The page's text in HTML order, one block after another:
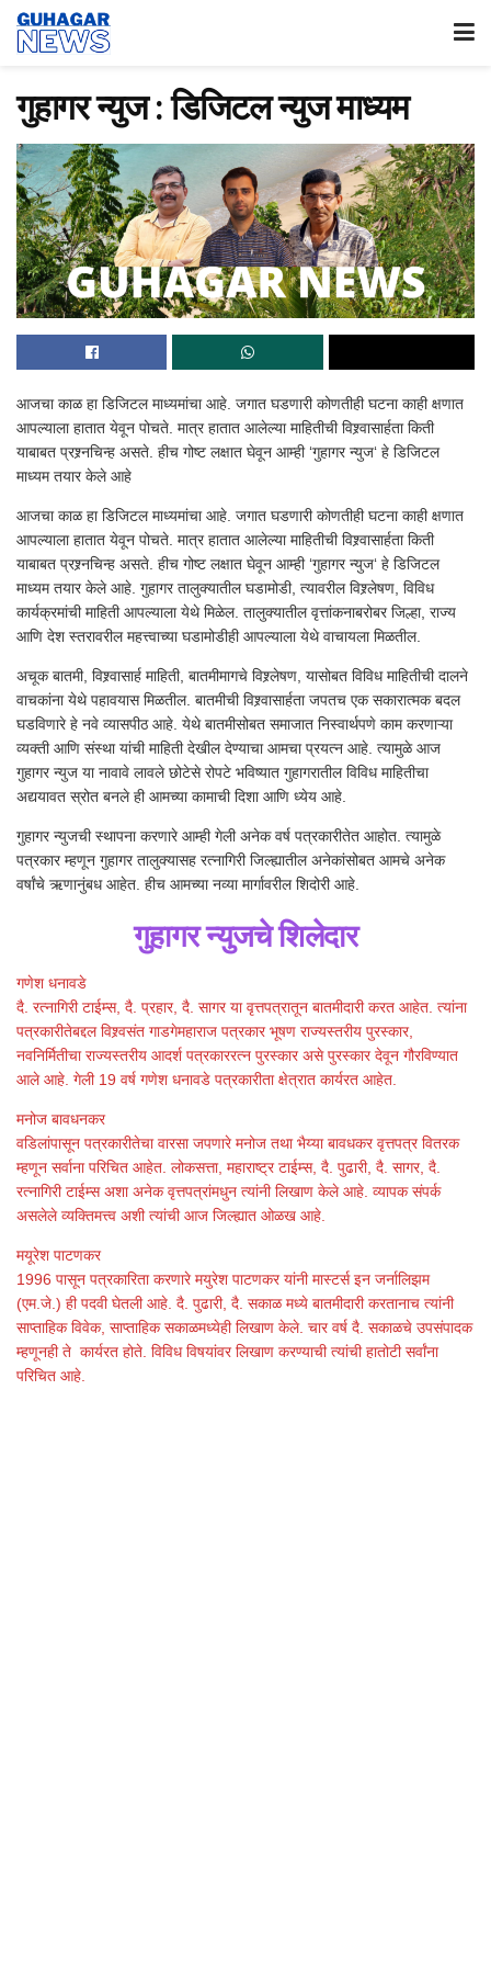
गुहागर न्युज : डिजिटल न्युज माध्यम
आजचा काळ हा डिजिटल माध्यमांचा आहे. जगात घडणारी कोणतीही घटना काही क्षणात
आपल्याला हातात येवून पोचते. मात्र हातात आलेल्या माहितीची विश्र्वासार्हता किती
याबाबत प्रश्र्नचिन्ह असते. हीच गोष्ट लक्षात घेवून आम्ही ‘गुहागर न्युज‘ हे डिजिटल
माध्यम तयार केले आहे
आजचा काळ हा डिजिटल माध्यमांचा आहे. जगात घडणारी कोणतीही घटना काही क्षणात
आपल्याला हातात येवून पोचते. मात्र हातात आलेल्या माहितीची विश्र्वासार्हता किती
याबाबत प्रश्र्नचिन्ह असते. हीच गोष्ट लक्षात घेवून आम्ही ‘गुहागर न्युज‘ हे डिजिटल
माध्यम तयार केले आहे. गुहागर तालुक्यातील घडामोडी, त्यावरील विश्र्लेषण, विविध
कार्यक्रमांची माहिती आपल्याला येथे मिळेल. तालुक्यातील वृत्तांकनाबरोबर जिल्हा, राज्य
आणि देश स्तरावरील महत्त्वाच्या घडामोडीही आपल्याला येथे वाचायला मिळतील.
अचूक बातमी, विश्र्वासार्ह माहिती, बातमीमागचे विश्र्लेषण, यासोबत विविध माहितीची दालने
वाचकांना येथे पहावयास मिळतील. बातमीची विश्र्वासार्हता जपतच एक सकारात्मक बदल
घडविणारे हे नवे व्यासपीठ आहे. येथे बातमीसोबत समाजात निस्वार्थपणे काम करणाऱ्या
व्यक्ती आणि संस्था यांची माहिती देखील देण्याचा आमचा प्रयत्न आहे. त्यामुळे आज
गुहागर न्युज या नावावे लावले छोटेसे रोपटे भविष्यात गुहागरातील विविध माहितीचा
अद्ययावत स्रोत बनले ही आमच्या कामाची दिशा आणि ध्येय आहे.
गुहागर न्युजची स्थापना करणारे आम्ही गेली अनेक वर्ष पत्रकारीतेत आहोत. त्यामुळे
पत्रकार म्हणून गुहागर तालुक्यासह रत्नागिरी जिल्ह्यातील अनेकांसोबत आमचे अनेक
वर्षांचे ऋणानुंबध आहेत. हीच आमच्या नव्या मार्गावरील शिदोरी आहे.
गुहागर न्युजचे शिलेदार
गणेश धनावडे
दै. रत्नागिरी टाईम्स, दै. प्रहार, दै. सागर या वृत्तपत्रातून बातमीदारी करत आहेत. त्यांना
पत्रकारीतेबद्दल विश्र्वसंत गाडगेमहाराज पत्रकार भूषण राज्यस्तरीय पुरस्कार,
नवनिर्मितीचा राज्यस्तरीय आदर्श पत्रकाररत्न पुरस्कार असे पुरस्कार देवून गौरविण्यात
आले आहे. गेली 19 वर्ष गणेश धनावडे पत्रकारीता क्षेत्रात कार्यरत आहेत.
मनोज बावधनकर
वडिलांपासून पत्रकारीतेचा वारसा जपणारे मनोज तथा भैय्या बावधकर वृत्तपत्र वितरक
म्हणून सर्वाना परिचित आहेत. लोकसत्ता, महाराष्ट्र टाईम्स, दै. पुढारी, दै. सागर, दै.
रत्नागिरी टाईम्स अशा अनेक वृत्तपत्रांमधुन त्यांनी लिखाण केले आहे. व्यापक संपर्क
असलेले व्यक्तिमत्त्व अशी त्यांची आज जिल्ह्यात ओळख आहे.
मयूरेश पाटणकर
1996 पासून पत्रकारिता करणारे मयुरेश पाटणकर यांनी मास्टर्स इन जर्नालिझम
(एम.जे.) ही पदवी घेतली आहे. दै. पुढारी, दै. सकाळ मध्ये बातमीदारी करतानाच त्यांनी
साप्ताहिक विवेक, साप्ताहिक सकाळमध्येही लिखाण केले. चार वर्ष दै. सकाळचे उपसंपादक
म्हणूनही ते कार्यरत होते. विविध विषयांवर लिखाण करण्याची त्यांची हातोटी सर्वांना
परिचित आहे.